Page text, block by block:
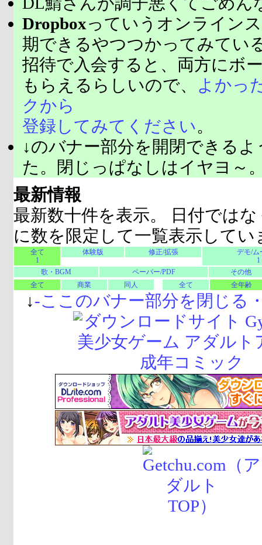
Dropboxっていうオンライン
期できるやつつかってみてい
招待で入会すると、両方にボ
もらえるらしいので、
よかっ
クから
登録してみてください。
↓のバナー部分を開閉できる
た。閉じっぱなしはイヤヨ～
最新情報
最新数十件を表示。 日付では
に数を限定して一覧表示してい
全て
1
体験版 修正/拡張
デモ/ム
1
歌・BGM
ペーパー/PDF
その他
全て
商業 同人 全て 全年齢
↓-ここのバナー部分を閉じる